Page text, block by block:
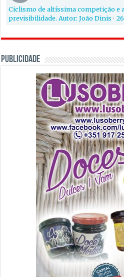
Ciclismo de altíssima competição e
previsibilidade. Autor: João Dinis·
PUBLICIDADE